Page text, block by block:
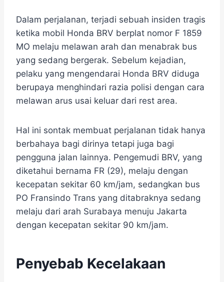
Dalam perjalanan, terjadi sebuah insiden tragis
ketika mobil Honda BRV berplat nomor F 1859
MO melaju melawan arah dan menabrak bus
yang sedang bergerak. Sebelum kejadian,
pelaku yang mengendarai Honda BRV diduga
berupaya menghindari razia polisi dengan cara
melawan arus usai keluar dari rest area.
Hal ini sontak membuat perjalanan tidak hanya
berbahaya bagi dirinya tetapi juga bagi
pengguna jalan lainnya. Pengemudi BRV, yang
diketahui bernama FR (29), melaju dengan
kecepatan sekitar 60 km/jam, sedangkan bus
PO Fransindo Trans yang ditabraknya sedang
melaju dari arah Surabaya menuju Jakarta
dengan kecepatan sekitar 90 km/jam.
Penyebab Kecelakaan